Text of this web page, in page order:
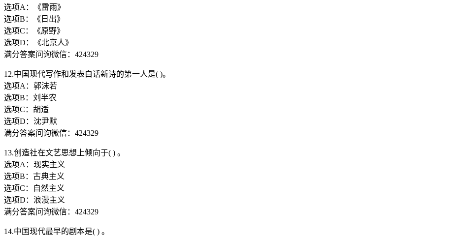
选项A：《雷雨》
选项B：《日出》
选项C：《原野》
选项D：《北京人》
满分答案问询微信：424329
12.中国现代写作和发表白话新诗的第一人是( )。
选项A：郭沫若
选项B：刘半农
选项C：胡适
选项D：沈尹默
满分答案问询微信：424329
13.创造社在文艺思想上倾向于( ) 。
选项A：现实主义
选项B：古典主义
选项C：自然主义
选项D：浪漫主义
满分答案问询微信：424329
14.中国现代最早的剧本是( ) 。